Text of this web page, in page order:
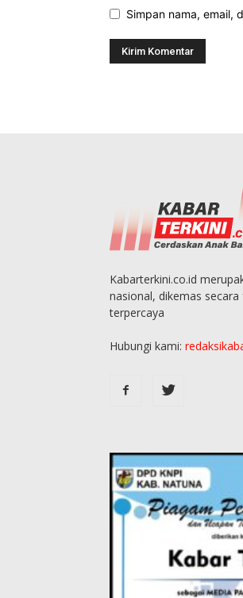
Simpan nama, email,
Kabarterkini.co.id
nasional, dikemas
terpercaya
Hubungi kami: